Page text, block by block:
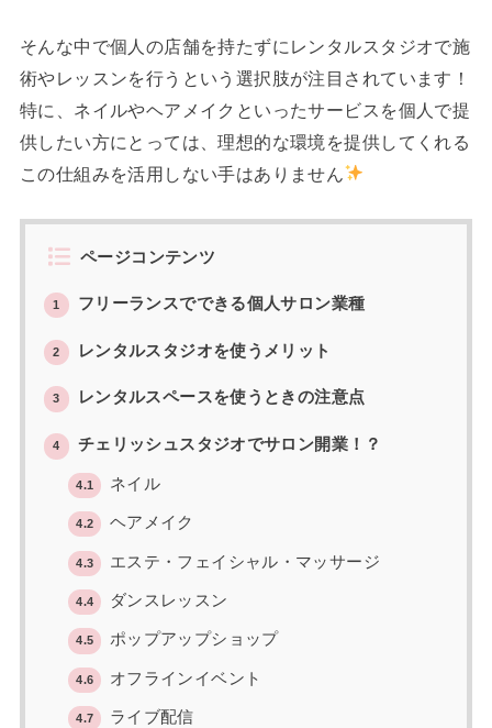
そんな中で個人の店舗を持たずにレンタルスタジオで施
術やレッスンを行うという選択肢が注目されています！
特に、ネイルやヘアメイクといったサービスを個人で提
供したい方にとっては、理想的な環境を提供してくれる
この仕組みを活用しない手はありません
ページコンテンツ
1 フリーランスでできる個人サロン業種
2 レンタルスタジオを使うメリット
3 レンタルスペースを使うときの注意点
4 チェリッシュスタジオでサロン開業！？
4.1 ネイル
4.2 ヘアメイク
4.3 エステ・フェイシャル・マッサージ
4.4 ダンスレッスン
4.5 ポップアップショップ
4.6 オフラインイベント
4.7 ライブ配信